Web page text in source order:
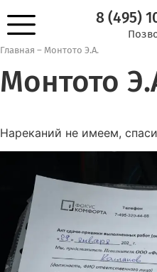
8 (495)
Главная – Монтото Э.А.
Монтото
Нареканий не имеем,